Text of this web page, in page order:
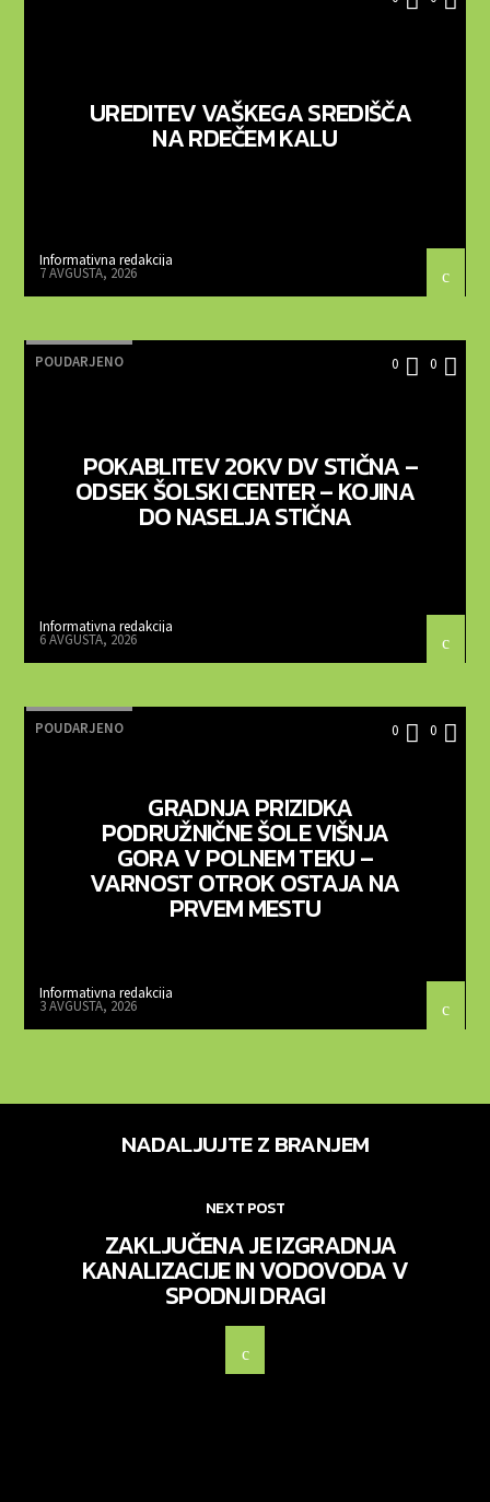
UREDITEV VAŠKEGA SREDIŠČA
NA RDEČEM KALU
Informativna redakcija
7 AVGUSTA, 2026
POUDARJENO 0 0
POKABLITEV 20KV DV STIČNA –
ODSEK ŠOLSKI CENTER – KOJINA
DO NASELJA STIČNA
Informativna redakcija
6 AVGUSTA, 2026
POUDARJENO 0 0
GRADNJA PRIZIDKA
PODRUŽNIČNE ŠOLE VIŠNJA
GORA V POLNEM TEKU –
VARNOST OTROK OSTAJA NA
PRVEM MESTU
Informativna redakcija
3 AVGUSTA, 2026
NADALJUJTE Z BRANJEM
NEXT POST
ZAKLJUČENA JE IZGRADNJA
KANALIZACIJE IN VODOVODA V
SPODNJI DRAGI